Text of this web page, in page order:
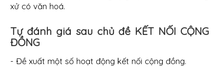
xử có văn hoá.
Tự đánh giá sau chủ đề KẾT NỐI CỘNG
ĐỒNG
- Đề xuất một số hoạt động kết nối cộng đồng.